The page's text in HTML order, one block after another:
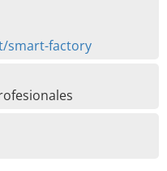
smart-factory